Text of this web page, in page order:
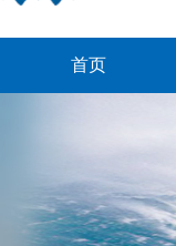
首页